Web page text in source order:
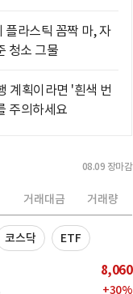
플라스틱 꼼짝 마, 자
청소 그물
계획이라면 '흰색 번
주의하세요
08.09 장마감
거래대금 거래량
코스닥 ETF
8,060
+30%